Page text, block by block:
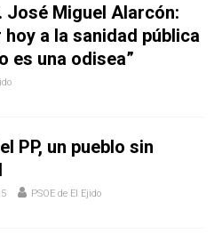
José Miguel Alarcón:
hoy a la sanidad pública
es una odisea”
PP, un pueblo sin
PSOE de El Ejido